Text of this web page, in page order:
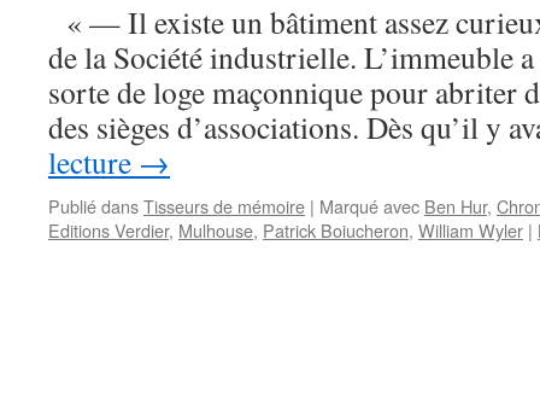
« — Il existe un bâtiment assez
de la Société industrielle. L’immeuble
sorte de loge maçonnique pour abriter
des sièges d’associations. Dès qu’il y
lecture →
Publié dansTisseurs de mémoire | Marqué avec Ben Hur,
Editions Verdier, Mulhouse, Patrick Boiucheron, William Wyler |